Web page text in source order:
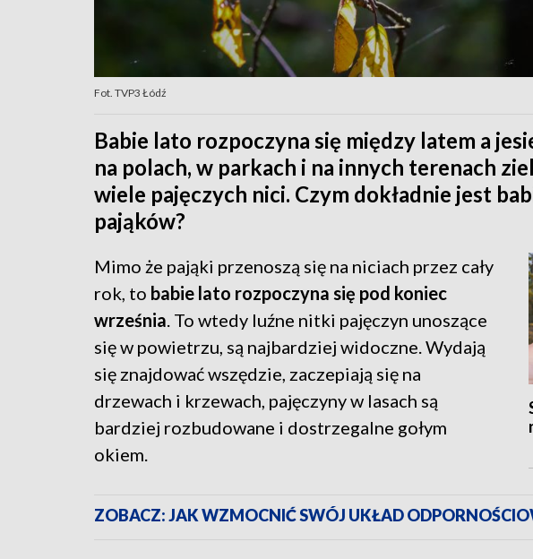
Fot. TVP3 Łódź
Babie lato rozpoczyna się między latem a
na polach, w parkach i na innych terenach
wiele pajęczych nici. Czym dokładnie jest
pająków?
Mimo że pająki przenoszą się na niciach przez cały
rok, to babie lato rozpoczyna się pod koniec
września. To wtedy luźne nitki pajęczyn unoszące
się w powietrzu, są najbardziej widoczne. Wydają
się znajdować wszędzie, zaczepiają się na
drzewach i krzewach, pajęczyny w lasach są
bardziej rozbudowane i dostrzegalne gołym
okiem.
ZOBACZ: JAK WZMOCNIĆ SWÓJ UKŁAD